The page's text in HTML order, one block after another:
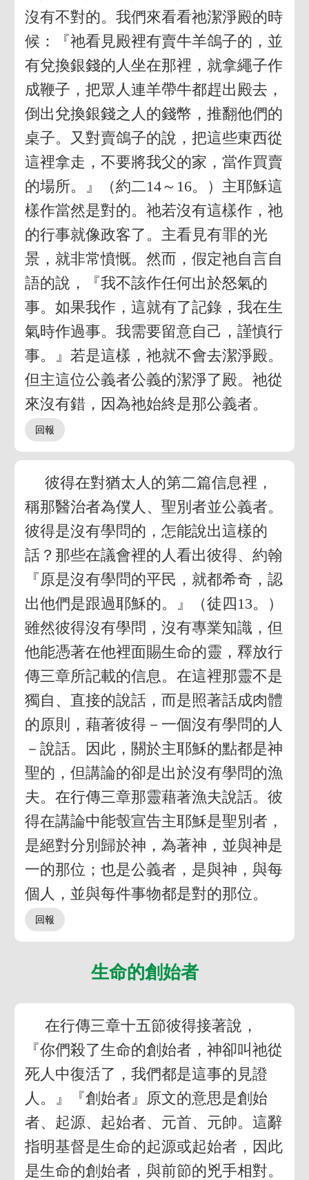
沒有不對的。我們來看看祂潔淨殿的時
候：『祂看見殿裡有賣牛羊鴿子的，並
有兌換銀錢的人坐在那裡，就拿繩子作
成鞭子，把眾人連羊帶牛都趕出殿去，
倒出兌換銀錢之人的錢幣，推翻他們的
桌子。又對賣鴿子的說，把這些東西從
這裡拿走，不要將我父的家，當作買賣
的場所。』（約二14～16。）主耶穌這
樣作當然是對的。祂若沒有這樣作，祂
的行事就像政客了。主看見有罪的光
景，就非常憤慨。然而，假定祂自言自
語的說，『我不該作任何出於怒氣的
事。如果我作，這就有了記錄，我在生
氣時作過事。我需要留意自己，謹慎行
事。』若是這樣，祂就不會去潔淨殿。
但主這位公義者公義的潔淨了殿。祂從
來沒有錯，因為祂始終是那公義者。
彼得在對猶太人的第二篇信息裡，
稱那醫治者為僕人、聖別者並公義者。
彼得是沒有學問的，怎能說出這樣的
話？那些在議會裡的人看出彼得、約翰
『原是沒有學問的平民，就都希奇，認
出他們是跟過耶穌的。』（徒四13。）
雖然彼得沒有學問，沒有專業知識，但
他能憑著在他裡面賜生命的靈，釋放行
傳三章所記載的信息。在這裡那靈不是
獨自、直接的說話，而是照著話成肉體
的原則，藉著彼得－一個沒有學問的人
－說話。因此，關於主耶穌的點都是神
聖的，但講論的卻是出於沒有學問的漁
夫。在行傳三章那靈藉著漁夫說話。彼
得在講論中能彀宣告主耶穌是聖別者，
是絕對分別歸於神，為著神，並與神是
一的那位；也是公義者，是與神，與每
個人，並與每件事物都是對的那位。
生命的創始者
在行傳三章十五節彼得接著說，
『你們殺了生命的創始者，神卻叫祂從
死人中復活了，我們都是這事的見證
人。』『創始者』原文的意思是創始
者、起源、起始者、元首、元帥。這辭
指明基督是生命的起源或起始者，因此
是生命的創始者，與前節的兇手相對。